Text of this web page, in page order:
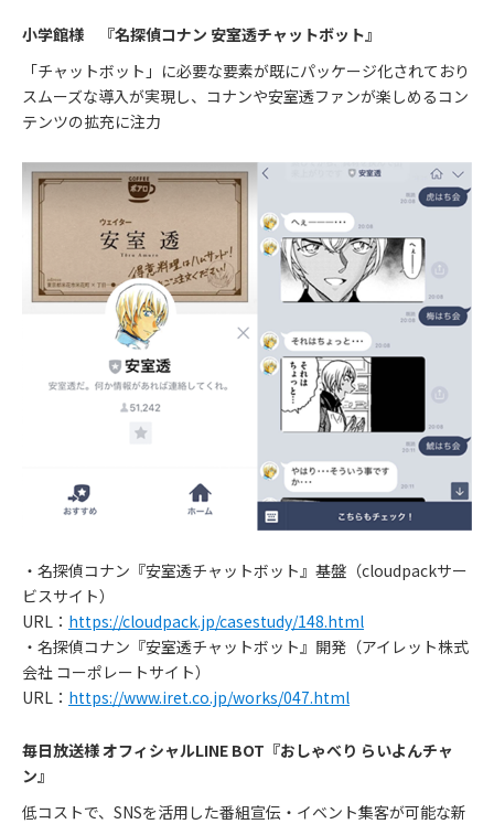
小学館様 『名探偵コナン 安室透チャットボット』
「チャットボット」に必要な要素が既にパッケージ化されており
スムーズな導入が実現し、コナンや安室透ファンが楽しめるコン
テンツの拡充に注力
・名探偵コナン『安室透チャットボット』基盤（cloudpackサー
ビスサイト）
URL： https://cloudpack.jp/casestudy/148.html
・名探偵コナン『安室透チャットボット』開発（アイレット株式
会社 コーポレートサイト）
URL： https://www.iret.co.jp/works/047.html
毎日放送様 オフィシャルLINE BOT『おしゃべり らいよんチャ
ン』
低コストで、SNSを活用した番組宣伝・イベント集客が可能な新